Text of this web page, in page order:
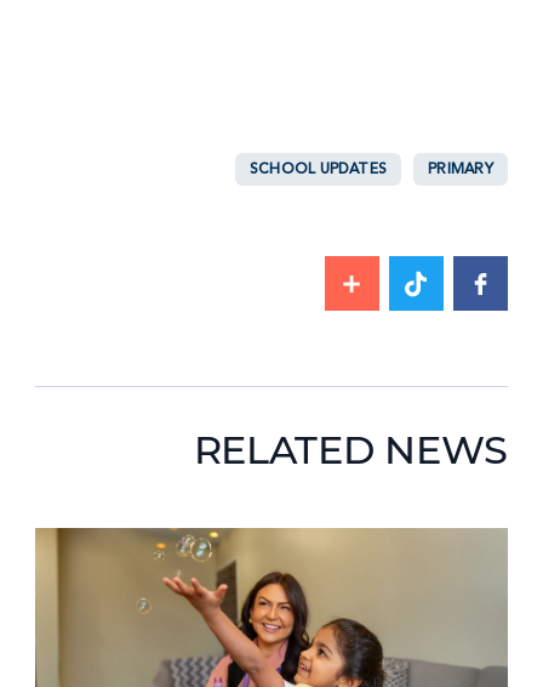
PRIMARY
SCHOOL UPDATES
RELATED NEWS